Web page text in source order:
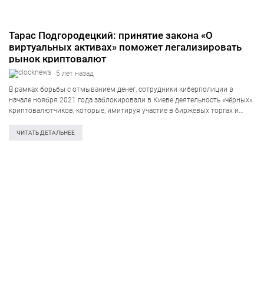
Тарас Подгородецкий: принятие закона «О
виртуальных активах» поможет легализировать
рынок криптовалют
5 лет назад
В рамках борьбы с отмыванием денег, сотрудники киберполиции в
начале ноября 2021 года заблокировали в Киеве деятельность «чёрных»
криптовалютчиков, которые, имитируя участие в биржевых торгах и
денег через ничего не подозревающих граждан…
ЧИТАТЬ ДЕТАЛЬНЕЕ